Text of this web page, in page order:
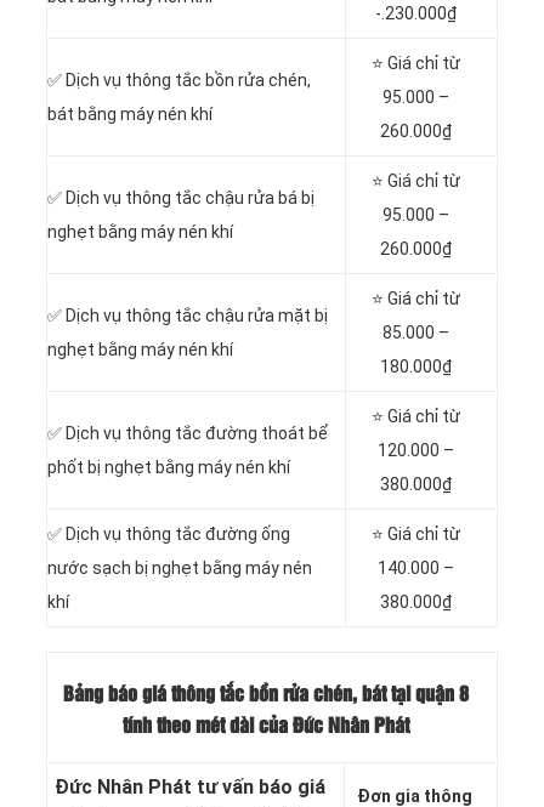
-.230.000₫
✅ Dịch vụ thông tắc bồn rửa chén,
bát bằng máy nén khí
⭐ Giá chỉ từ
95.000 –
260.000₫
✅ Dịch vụ thông tắc chậu rửa bá bị
nghẹt bằng máy nén khí
⭐ Giá chỉ từ
95.000 –
260.000₫
✅ Dịch vụ thông tắc chậu rửa mặt bị
nghẹt bằng máy nén khí
⭐ Giá chỉ từ
85.000 –
180.000₫
✅ Dịch vụ thông tắc đường thoát bể
phốt bị nghẹt bằng máy nén khí
⭐ Giá chỉ từ
120.000 –
380.000₫
✅ Dịch vụ thông tắc đường ống
nước sạch bị nghẹt bằng máy nén
khí
⭐ Giá chỉ từ
140.000 –
380.000₫
Bảng báo giá thông tắc bồn rửa chén, bát tại quận 8
tính theo mét dài của Đức Nhân Phát
Đức Nhân Phát tư vấn báo giá
Đơn gia thông